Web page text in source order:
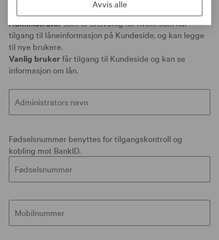
Kundeside har to nivåer:
Administratorsom er ansvarlig for hvem som har
tilgang til låneinformasjon på Kundeside, og kan legge
til nye brukere.
Vanlig bruker får tilgang til Kundeside og kan se
informasjon om lån.
Administrators navn
Fødselsnummer benyttes for tilgangskontroll og
kobling mot BankID.
Fødsels­nummer
Mobilnummer
Avvis alle